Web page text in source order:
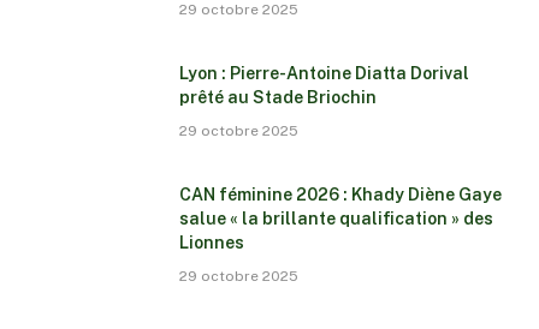
29 octobre 2025
Lyon : Pierre-Antoine Diatta Dorival
prêté au Stade Briochin
29 octobre 2025
CAN féminine 2026 : Khady Diène Gaye
salue « la brillante qualification » des
Lionnes
29 octobre 2025